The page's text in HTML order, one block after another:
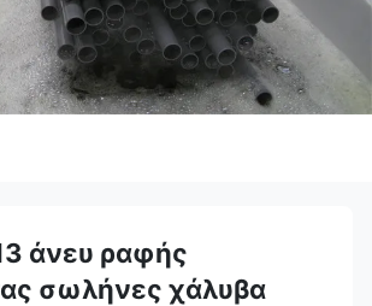
άνευ ραφής
σωλήνες χάλυβα